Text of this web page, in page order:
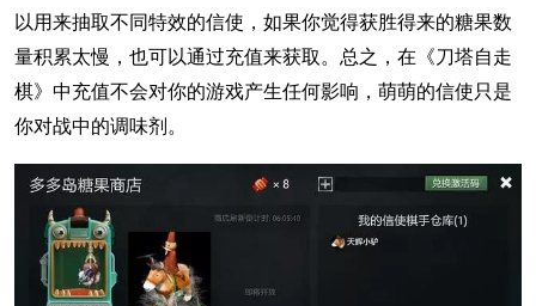
以用来抽取不同特效的信使，如果你觉得获胜得来的糖果数
量积累太慢，也可以通过充值来获取。总之，在《刀塔自走
棋》中充值不会对你的游戏产生任何影响，萌萌的信使只是
你对战中的调味剂。